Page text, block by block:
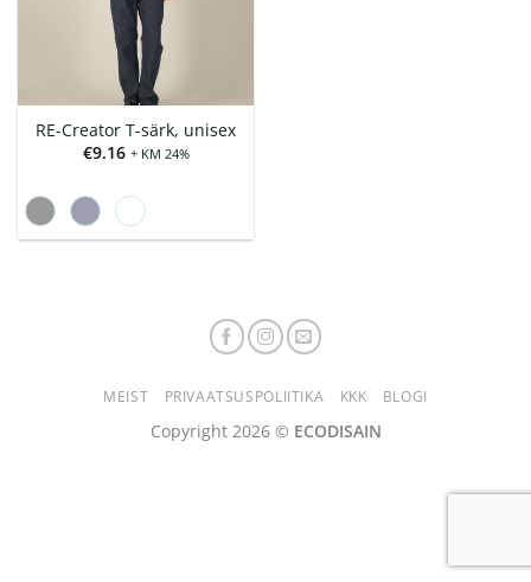
RE-Creator T-särk, unisex
€9.16 + KM 24%
MEIST PRIVAATSUSPOLIITIKA KKK BLOGI
Copyright 2026 © ECODISAIN